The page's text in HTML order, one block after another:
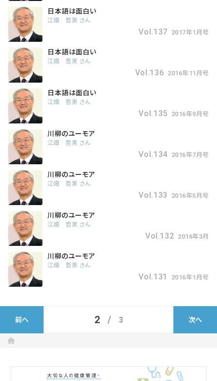
日本語は面白い
江畑 哲男 さん
Vol.137 2017年1月号
日本語は面白い
江畑 哲男 さん
Vol.136 2016年11月号
日本語は面白い
江畑 哲男 さん
Vol.135 2016年9月号
川柳のユーモア
江畑 哲男 さん
Vol.134 2016年7月号
川柳のユーモア
江畑 哲男 さん
Vol.133 2016年5月号
川柳のユーモア
江畑 哲男 さん
Vol.132 2016年3月
川柳のユーモア
江畑 哲男 さん
Vol.131 2016年1月号
3
前へ 2 次へ